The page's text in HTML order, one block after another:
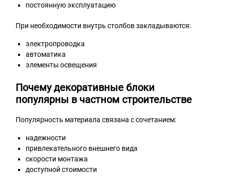
постоянную эксплуатацию
При необходимости внутрь столбов закладываются:
электропроводка
автоматика
элементы освещения
Почему декоративные блоки
популярны в частном строительстве
Популярность материала связана с сочетанием:
надежности
привлекательного внешнего вида
скорости монтажа
доступной стоимости